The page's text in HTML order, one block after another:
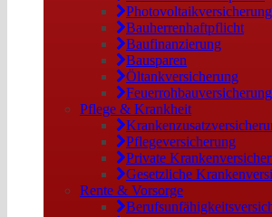
Photovoltaikversicherung
Bauherrenhaftpflicht
Baufinanzierung
Bausparen
Öltankversicherung
Feuerrohbauversicherung
Pflege & Krankheit
Pflegeversicherung
Private
Gesetzliche
Rente & Vorsorge